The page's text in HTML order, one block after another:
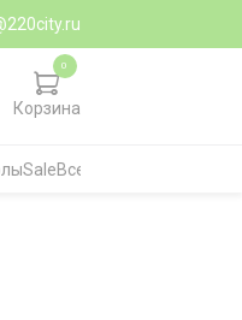
Корзина
0
SaleВсе категории